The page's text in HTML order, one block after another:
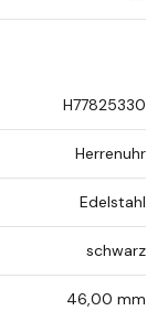
H77825330
Herrenuhr
Edelstahl
schwarz
46,00 mm